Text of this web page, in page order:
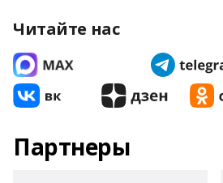
Читайте нас
Партнеры